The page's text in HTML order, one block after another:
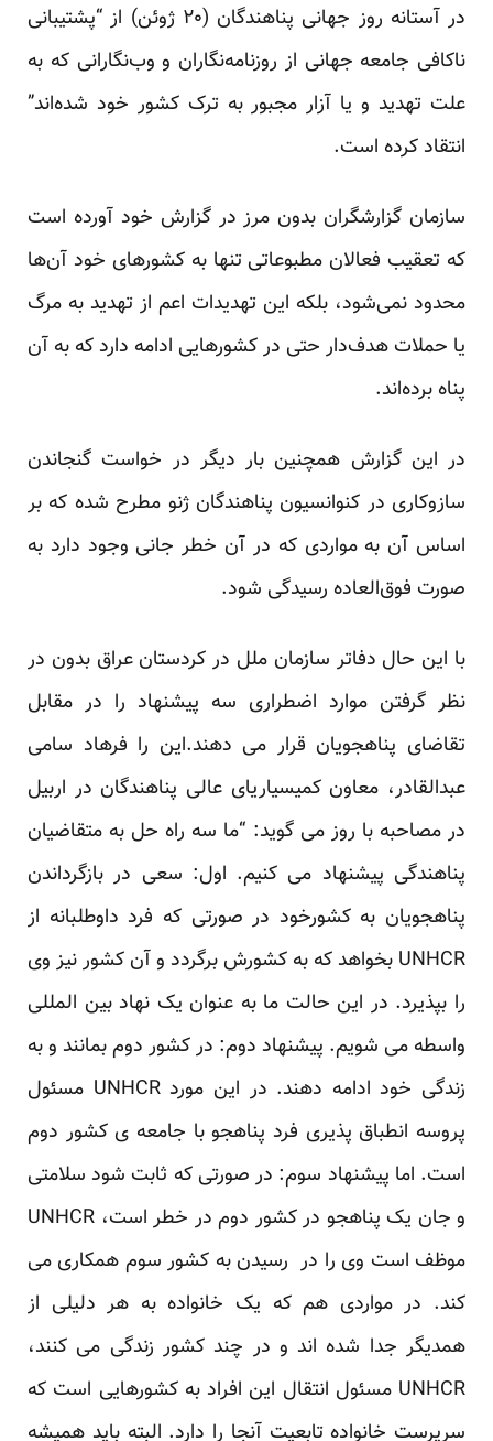
در آستانه روز جهانی پناهندگان (۲۰ ژوئن) از “پشتیبانی
ناکافی جامعه جهانی از روزنامه‌نگاران و وب‌نگارانی که به
علت تهدید و یا آزار مجبور به ترک کشور خود شده‌اند”
انتقاد کرده است.
سازمان گزارشگران بدون مرز در گزارش خود آورده است
که تعقیب فعالان مطبوعاتی تنها به کشورهای خود آن‌ها
محدود نمی‌‌شود، بلکه این تهدیدات اعم از تهدید به مرگ
یا حملات هدف‌دار حتی در کشورهایی ادامه دارد که به آن
پناه برده‌اند.
در این گزارش همچنین بار دیگر در خواست گنجاندن
ساز‌وکاری در کنوانسیون پناهندگان ژنو مطرح شده که بر
اساس آن به مواردی که در آن خطر جانی وجود دارد به
صورت فوق‌العاده رسیدگی شود.
با این حال دفاتر سازمان ملل در کردستان عراق بدون در
نظر گرفتن موارد اضطراری سه پیشنهاد را در مقابل
تقاضای پناهجویان قرار می دهند.این را فرهاد سامی
عبدالقادر، معاون کمیسیاریای عالی پناهندگان در اربیل
در مصاحبه با روز می گوید: “ما سه راه حل به متقاضیان
پناهندگی پیشنهاد می کنیم. اول: سعی در بازگرداندن
پناهجویان به کشورخود در صورتی که فرد داوطلبانه از
UNHCR بخواهد که به کشورش برگردد و آن کشور نیز وی
را بپذیرد. در این حالت ما به عنوان یک نهاد بین المللی
واسطه می شویم. پیشنهاد دوم: در کشور دوم بمانند و به
زندگی خود ادامه دهند. در این مورد UNHCR مسئول
پروسه انطباق پذیری فرد پناهجو با جامعه ی کشور دوم
است. اما پیشنهاد سوم: در صورتی که ثابت شود سلامتی
و جان یک پناهجو در کشور دوم در خطر است، UNHCR
موظف است وی را در رسیدن به کشور سوم همکاری می
کند. در مواردی هم که یک خانواده به هر دلیلی از
همدیگر جدا شده اند و در چند کشور زندگی می کنند،
UNHCR مسئول انتقال این افراد به کشورهایی است که
سرپرست خانواده تابعیت آنجا را دارد. البته باید همیشه